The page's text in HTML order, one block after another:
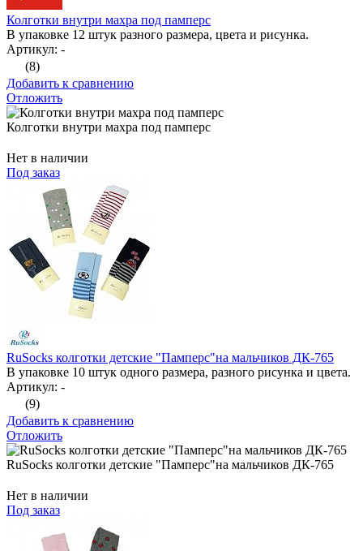
Колготки внутри махра под памперс
В упаковке 12 штук разного размера, цвета и рисунка.
Артикул: -
(8)
Добавить к сравнению
Отложить
Колготки внутри махра под памперс
Нет в наличии
Под заказ
RuSocks колготки детские "Памперс"на мальчиков ДК-765
В упаковке 10 штук одного размера, разного рисунка и цвета.
Артикул: -
(9)
Добавить к сравнению
Отложить
RuSocks колготки детские "Памперс"на мальчиков ДК-765
Нет в наличии
Под заказ